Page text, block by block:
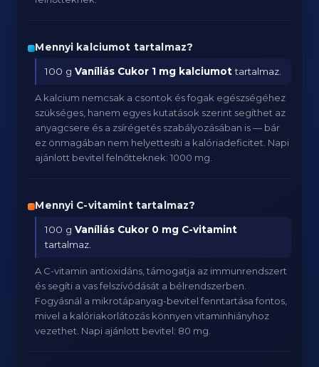
Mennyi kalciumot tartalmaz?
100 gVaníliás Cukor 1 mg kalciumottartalmaz.
A kalcium nemcsak a csontok és fogak egészségéhez
szükséges, hanem egyes kutatások szerint segíthet az
anyagcsere és a zsírégetés szabályozásában is — bár
ez önmagában nem helyettesíti a kalóriadeficitet. Napi
ajánlott bevitel felnőtteknek: 1000 mg.
Mennyi C-vitamint tartalmaz?
100 gVaníliás Cukor 0 mg C-vitamint
tartalmaz.
A C-vitamin antioxidáns, támogatja az immunrendszert
és segíti a vas felszívódását a bélrendszerben.
Fogyásnál a mikrotápanyag-bevitel fenntartása fontos,
mivel a kalóriakorlátozás könnyen vitaminhiányhoz
vezethet. Napi ajánlott bevitel: 80 mg.